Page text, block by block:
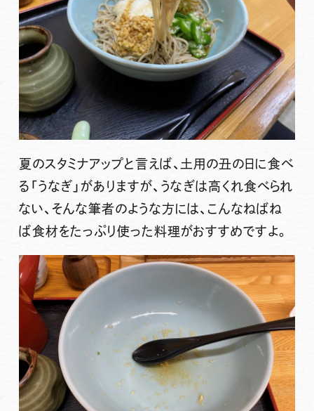
夏のスタミナアップと言えば、土用の丑の日に食べ
る「うなぎ」がありますが、うなぎは高くれ食べられ
ない、そんな筆者のような方には、こんなねばね
ば食材をたっぷり使った料理がおすすめですよ。